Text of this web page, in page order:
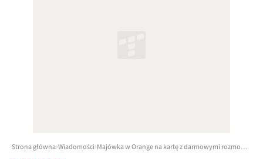
Strona główna Wiadomości Majówka w Orange na kartę z darmowymi rozmowami i gigabajtami